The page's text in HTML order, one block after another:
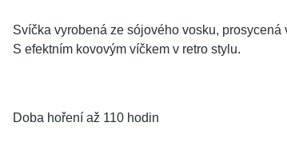
Svíčka vyrobená ze sójového vosku,
S efektním kovovým víčkem v retro stylu.
Doba hoření až 110 hodin